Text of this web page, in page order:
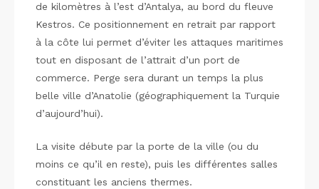
de kilomètres à l’est d’Antalya, au bord du fleuve
Kestros. Ce positionnement en retrait par rapport
à la côte lui permet d’éviter les attaques maritimes
tout en disposant de l’attrait d’un port de
commerce. Perge sera durant un temps la plus
belle ville d’Anatolie (géographiquement la Turquie
d’aujourd’hui).
La visite débute par la porte de la ville (ou du
moins ce qu’il en reste), puis les différentes salles
constituant les anciens thermes.